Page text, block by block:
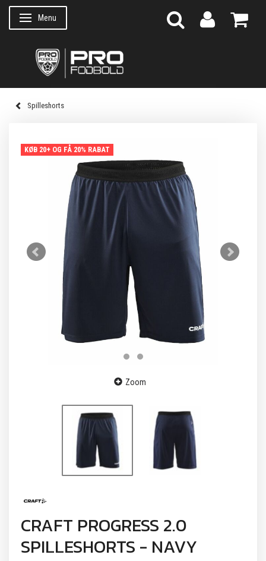
Skifte navigation
Menu
Spilleshorts
KØB 20+ OG FÅ 20% RABAT
Zoom
CRAFT PROGRESS 2.0
SPILLESHORTS - NAVY